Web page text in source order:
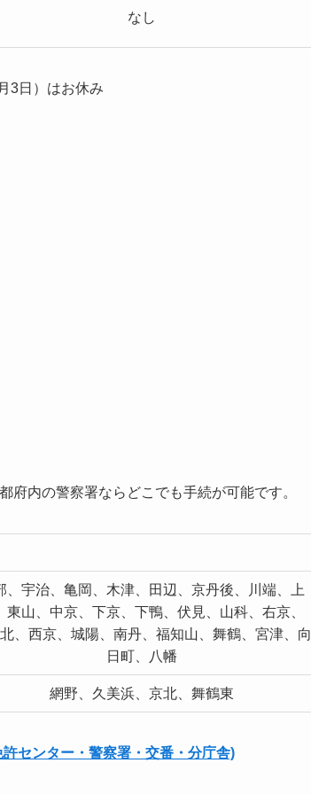
なし
3日）はお休み
内の警察署ならどこでも手続が可能です。
、宇治、亀岡、木津、田辺、京丹後、川端、上
東山、中京、下京、下鴨、伏見、山科、右京、
、西京、城陽、南丹、福知山、舞鶴、宮津、向
日町、八幡
網野、久美浜、京北、舞鶴東
センター・警察署・交番・分庁舎)